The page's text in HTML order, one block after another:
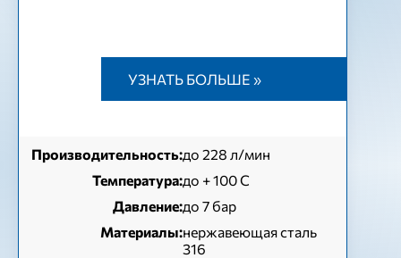
УЗНАТЬ БОЛЬШЕ »
Производительность:до 228 л/мин
Температура:до + 100 C
Давление:до 7 бар
Материалы:нержавеющая сталь
316